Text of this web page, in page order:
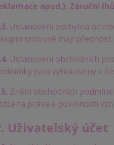
apod.). Záruční
Ustanovení odchylná od
smlouvě mají
Ustanovení obchodních
jsou vyhotoveny v
Znění obchodních
práva a povinnosti
Uživatelský účet